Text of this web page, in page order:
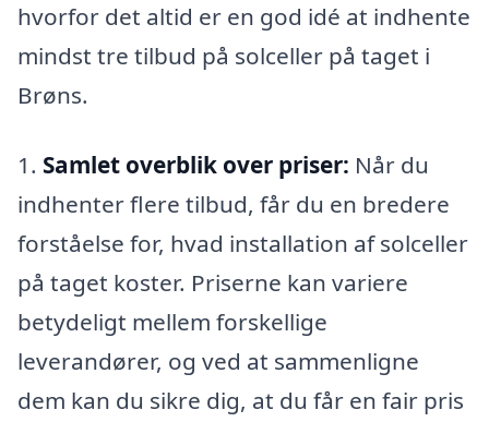
hvorfor det altid er en god idé at indhente
mindst tre tilbud på solceller på taget i
Brøns.
1. Samlet overblik over priser: Når du
indhenter flere tilbud, får du en bredere
forståelse for, hvad installation af solceller
på taget koster. Priserne kan variere
betydeligt mellem forskellige
leverandører, og ved at sammenligne
dem kan du sikre dig, at du får en fair pris